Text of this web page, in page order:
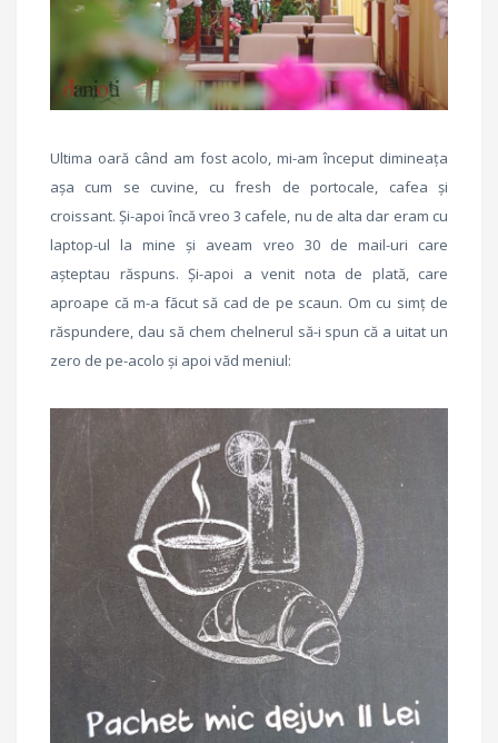
Ultima oară când am fost acolo, mi-am început dimineața
așa cum se cuvine, cu fresh de portocale, cafea și
croissant. Și-apoi încă vreo 3 cafele, nu de alta dar eram cu
laptop-ul la mine și aveam vreo 30 de mail-uri care
așteptau răspuns. Și-apoi a venit nota de plată, care
aproape că m-a făcut să cad de pe scaun. Om cu simț de
răspundere, dau să chem chelnerul să-i spun că a uitat un
zero de pe-acolo și apoi văd meniul: